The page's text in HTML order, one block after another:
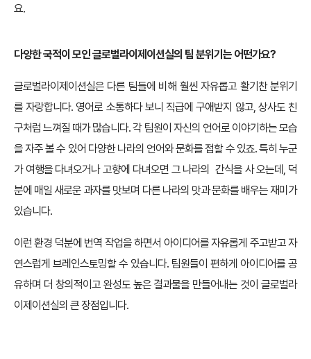
요.
다양한 국적이 모인 글로벌라이제이션실의 팀 분위기는 어떤가요?
글로벌라이제이션실은 다른 팀들에 비해 훨씬 자유롭고 활기찬 분위기
를 자랑합니다. 영어로 소통하다 보니 직급에 구애받지 않고, 상사도 친
구처럼 느껴질 때가 많습니다. 각 팀원이 자신의 언어로 이야기하는 모습
을 자주 볼 수 있어 다양한 나라의 언어와 문화를 접할 수 있죠. 특히 누군
가 여행을 다녀오거나 고향에 다녀오면 그 나라의 간식을 사 오는데, 덕
분에 매일 새로운 과자를 맛보며 다른 나라의 맛과 문화를 배우는 재미가
있습니다.
이런 환경 덕분에 번역 작업을 하면서 아이디어를 자유롭게 주고받고 자
연스럽게 브레인스토밍할 수 있습니다. 팀원들이 편하게 아이디어를 공
유하며 더 창의적이고 완성도 높은 결과물을 만들어내는 것이 글로벌라
이제이션실의 큰 장점입니다.